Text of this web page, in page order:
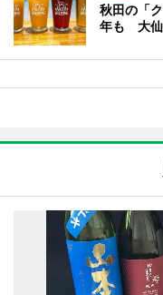
秋田の「
年も 大仙